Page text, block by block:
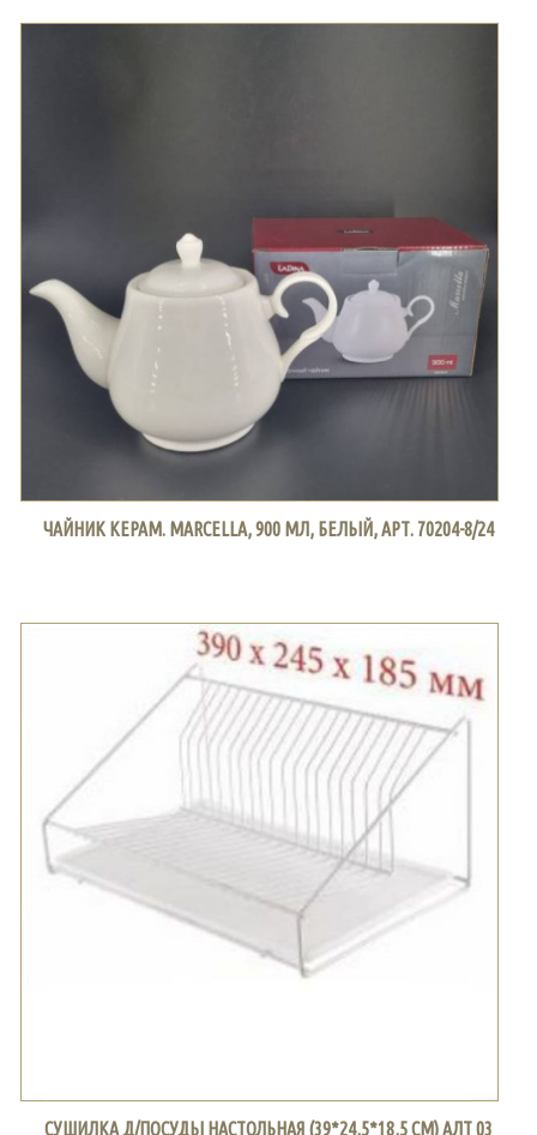
ЧАЙНИК КЕРАМ. MARCELLA, 900 МЛ, БЕЛЫЙ, АРТ. 70204-8/24
СУШИЛКА Д/ПОСУДЫ НАСТОЛЬНАЯ (39*24,5*18,5 СМ) АЛТ 03